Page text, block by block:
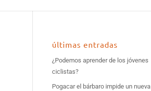
últimas entradas
¿Podemos aprender de los jóvenes
ciclistas?
Pogacar el bárbaro impide un nueva